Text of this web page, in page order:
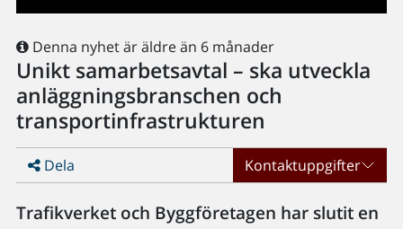
Denna nyhet är äldre än 6 månader
Unikt samarbetsavtal – ska utveckla
anläggningsbranschen och
transportinfrastrukturen
Dela Kontaktuppgifter
Trafikverket och Byggföretagen har slutit en